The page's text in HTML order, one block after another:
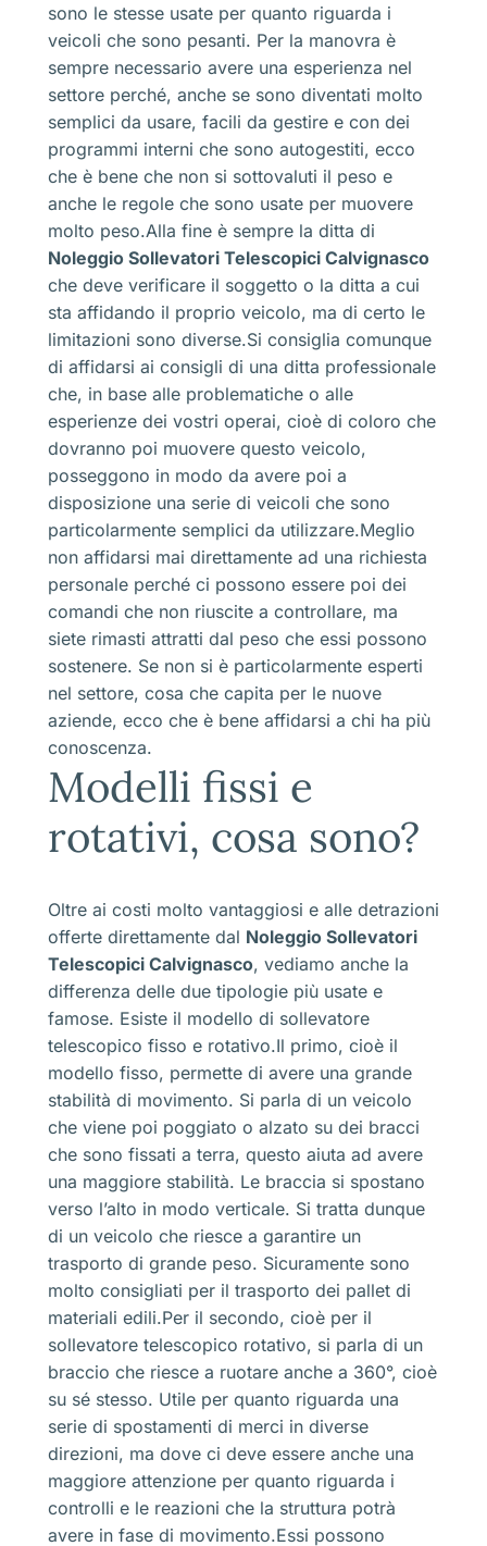
sono le stesse usate per quanto riguarda i
veicoli che sono pesanti. Per la manovra è
sempre necessario avere una esperienza nel
settore perché, anche se sono diventati molto
semplici da usare, facili da gestire e con dei
programmi interni che sono autogestiti, ecco
che è bene che non si sottovaluti il peso e
anche le regole che sono usate per muovere
molto peso.Alla fine è sempre la ditta di
Noleggio Sollevatori Telescopici Calvignasco
che deve verificare il soggetto o la ditta a cui
sta affidando il proprio veicolo, ma di certo le
limitazioni sono diverse.Si consiglia comunque
di affidarsi ai consigli di una ditta professionale
che, in base alle problematiche o alle
esperienze dei vostri operai, cioè di coloro che
dovranno poi muovere questo veicolo,
posseggono in modo da avere poi a
disposizione una serie di veicoli che sono
particolarmente semplici da utilizzare.Meglio
non affidarsi mai direttamente ad una richiesta
personale perché ci possono essere poi dei
comandi che non riuscite a controllare, ma
siete rimasti attratti dal peso che essi possono
sostenere. Se non si è particolarmente esperti
nel settore, cosa che capita per le nuove
aziende, ecco che è bene affidarsi a chi ha più
conoscenza.
Modelli fissi e
rotativi, cosa sono?
Oltre ai costi molto vantaggiosi e alle detrazioni
offerte direttamente dal Noleggio Sollevatori
Telescopici Calvignasco, vediamo anche la
differenza delle due tipologie più usate e
famose. Esiste il modello di sollevatore
telescopico fisso e rotativo.Il primo, cioè il
modello fisso, permette di avere una grande
stabilità di movimento. Si parla di un veicolo
che viene poi poggiato o alzato su dei bracci
che sono fissati a terra, questo aiuta ad avere
una maggiore stabilità. Le braccia si spostano
verso l’alto in modo verticale. Si tratta dunque
di un veicolo che riesce a garantire un
trasporto di grande peso. Sicuramente sono
molto consigliati per il trasporto dei pallet di
materiali edili.Per il secondo, cioè per il
sollevatore telescopico rotativo, si parla di un
braccio che riesce a ruotare anche a 360°, cioè
su sé stesso. Utile per quanto riguarda una
serie di spostamenti di merci in diverse
direzioni, ma dove ci deve essere anche una
maggiore attenzione per quanto riguarda i
controlli e le reazioni che la struttura potrà
avere in fase di movimento.Essi possono